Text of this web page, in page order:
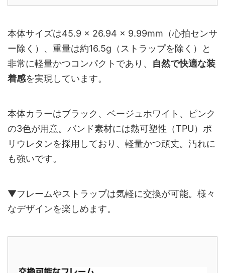
本体サイズは45.9 × 26.94 × 9.99mm（心拍センサ
ー除く）、重量は約16.5g（ストラップを除く）と
非常に軽量かつコンパクトであり、 自然で快適な装
着感を実現しています。
本体カラーはブラック、ベージュホワイト、ピンク
の3色が用意。バンド素材には熱可塑性（TPU）ポ
リウレタンを採用しており、軽量かつ頑丈。汚れに
も強いです。
▼フレームやストラップは気軽に交換が可能。様々
なデザインを楽しめます。